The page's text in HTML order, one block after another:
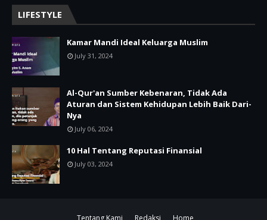
LIFESTYLE
Kamar Mandi Ideal Keluarga Muslim
July 31, 2024
Al-Qur'an Sumber Kebenaran, Tidak Ada
Aturan dan Sistem Kehidupan Lebih Baik Dari-
Nya
July 06, 2024
10 Hal Tentang Reputasi Finansial
July 03, 2024
Tentang Kami Redaksi Home